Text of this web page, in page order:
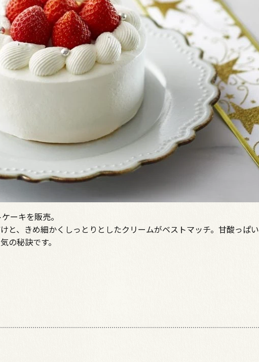
ーキを販売。
と、きめ細かくしっとりとしたクリームがベストマッチ。甘酸っぱい
の秘訣です。